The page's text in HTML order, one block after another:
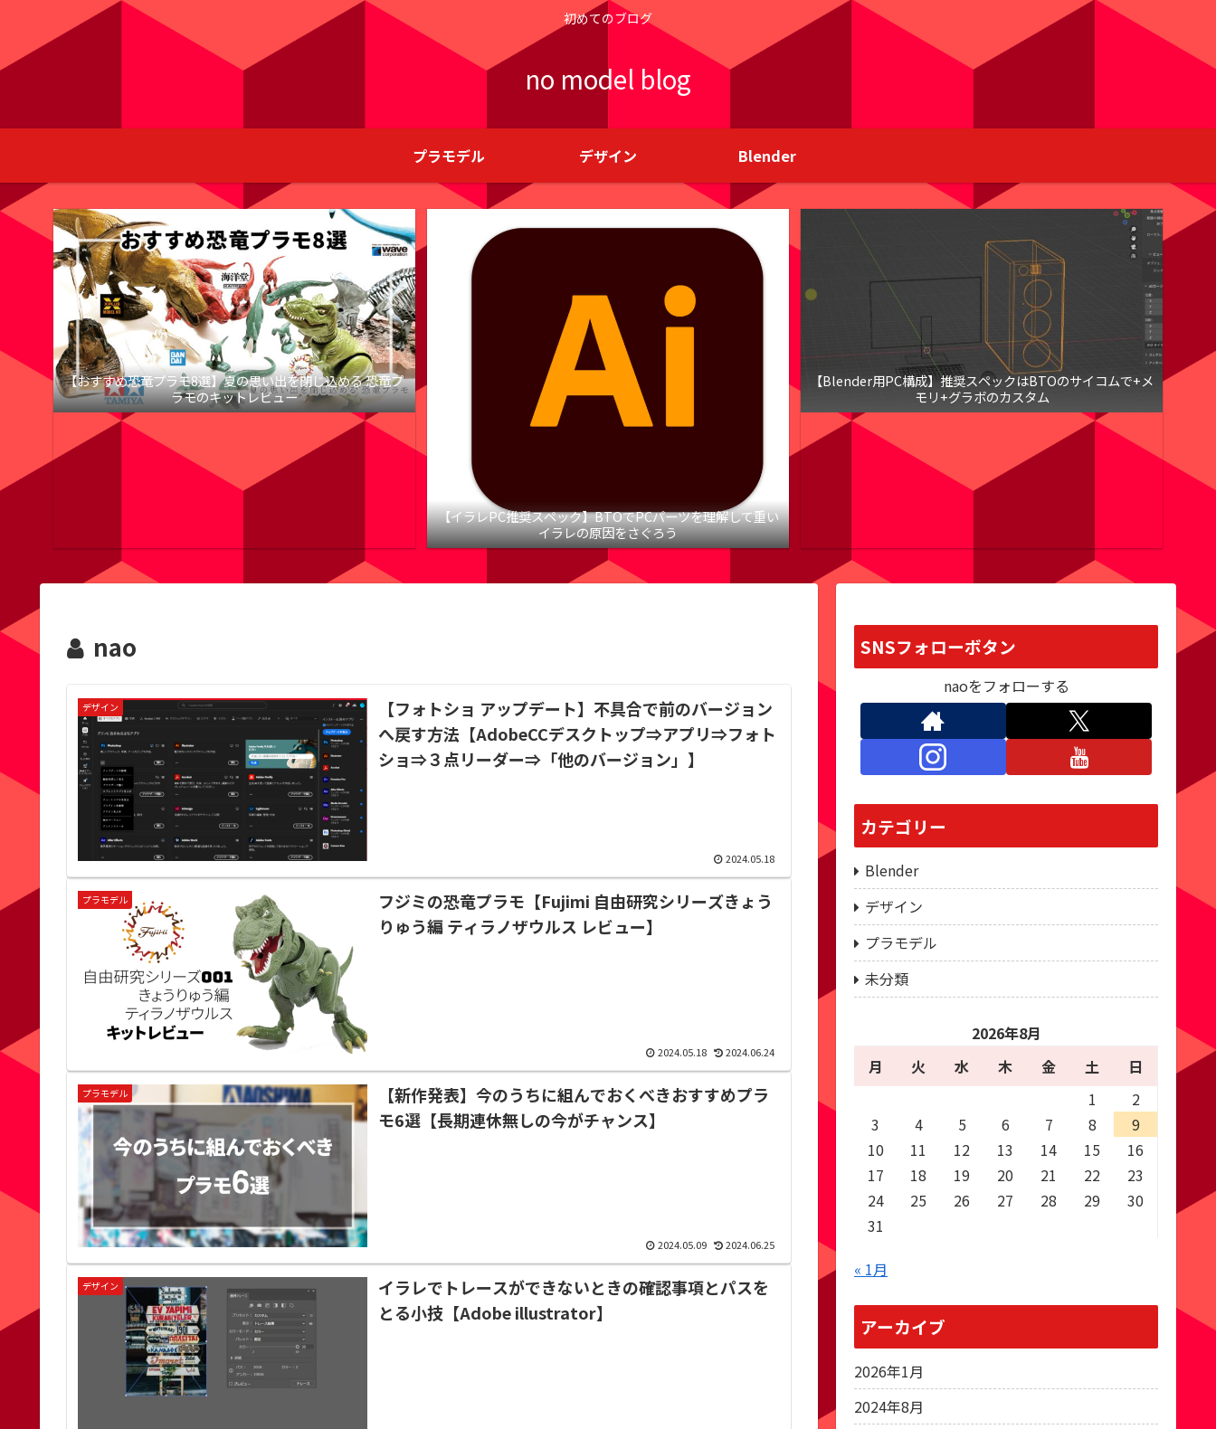
初めてのブログ
no model blog
プラモデル デザイン Blender
【おすすめ恐竜プラモ8選】夏の思い出を閉じ込める 恐竜プ
ラモのキットレビュー
【イラレPC推奨スペック】BTOでPCパーツを理解して重い
イラレの原因をさぐろう
【Blender用PC構成】推奨スペックはBTOのサイコムで+メ
モリ+グラボのカスタム
nao
デザイン
【フォトショ アップデート】不具合で前のバージョン
へ戻す方法【AdobeCCデスクトップ⇒アプリ⇒フォト
ショ⇒３点リーダー⇒「他のバージョン」】
2024.05.18
プラモデル
フジミの恐竜プラモ【Fujimi 自由研究シリーズきょう
りゅう編 ティラノザウルス レビュー】
2024.05.18 2024.06.24
プラモデル
【新作発表】今のうちに組んでおくべきおすすめプラ
モ6選【長期連休無しの今がチャンス】
2024.05.09 2024.06.25
デザイン
イラレでトレースができないときの確認事項とパスを
とる小技【Adobe illustrator】
SNSフォローボタン
naoをフォローする
カテゴリー
Blender
デザイン
プラモデル
未分類
2026年8月
月
火 水 木 金 土
日
1
2
3
4 5 6 7 8
9
10
11 12 13 14 15
16
17
18 19 20 21 22
23
24
25 26 27 28 29
30
31
« 1月
アーカイブ
2026年1月
2024年8月